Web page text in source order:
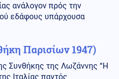
ανάλογον πρός την
εδάφους υπάρχουσα
Παρισίων 1947)
Συνθήκης της Λωζάννης “Η
Ιταλίας παντός